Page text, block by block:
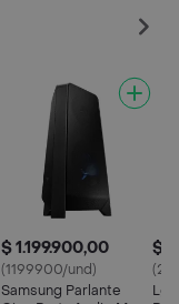
$ 1.199.900,00
(1199900/und)
Samsung Parlante
$
Lg